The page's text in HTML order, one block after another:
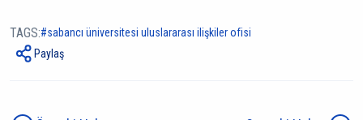
TAGS:
sabancı üniversitesi uluslararası i̇lişkiler ofisi
Paylaş